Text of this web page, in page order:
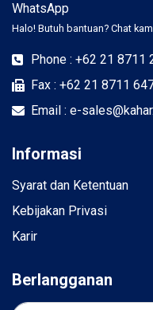
WhatsApp
Halo! Butuh bantuan? Chat
Phone : +62 21 8711
Fax : +62 21 8711
Email : e-
Informasi
Syarat dan Ketentuan
Kebijakan Privasi
Karir
Berlangganan